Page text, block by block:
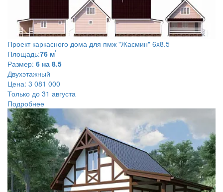
Проект каркасного дома для пмж "Жасмин" 6x8.5
Площадь:76 м²
Размер: 6 на 8.5
Двухэтажный
Цена: 3 081 000
Только до 31 августа
Подробнее